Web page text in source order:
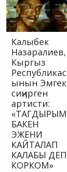
Калыбек
Назаралиев,
Кыргыз
Республикас
ынын Эмгек
сиӊирген
артисти:
«ТАГДЫРЫМ
БАКЕН
ЭЖЕНИ
КАЙТАЛАП
КАЛАБЫ ДЕП
КОРКОМ»